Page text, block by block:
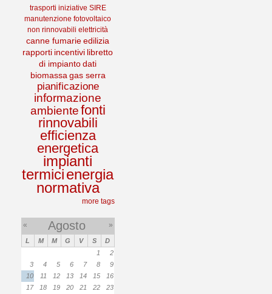
trasporti iniziative SIRE
manutenzione fotovoltaico
non rinnovabili elettricità
canne fumarie edilizia
rapporti incentivi libretto
di impianto dati
biomassa gas serra
pianificazione
informazione
ambientefonti
rinnovabili
efficienza
energetica
impianti
termicienergia
normativa
more tags
« Agosto »
L M M G V S
D
1
2
3
4 5 6 7 8
9
10
11 12 13 14 15
16
17
18 19 20 21 22
23